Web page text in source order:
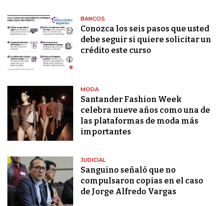
BANCOS
Conozca los seis pasos que usted
debe seguir si quiere solicitar un
crédito este curso
MODA
Santander Fashion Week
celebra nueve años como una de
las plataformas de moda más
importantes
JUDICIAL
Sanguino señaló que no
compulsaron copias en el caso
de Jorge Alfredo Vargas